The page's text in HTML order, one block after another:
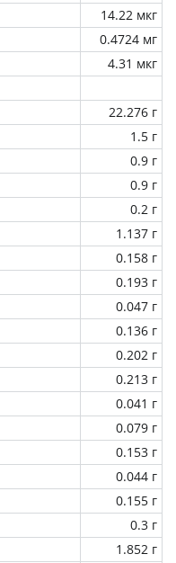
14.22 мкг
0.4724 мг
4.31 мкг
22.276 г
1.5 г
0.9 г
0.9 г
0.2 г
1.137 г
0.158 г
0.193 г
0.047 г
0.136 г
0.202 г
0.213 г
0.041 г
0.079 г
0.153 г
0.044 г
0.155 г
0.3 г
1.852 г